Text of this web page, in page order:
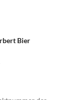
Bier